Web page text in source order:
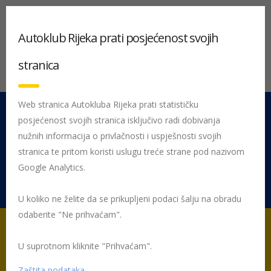
051 212 442 Centrala
Pon - Pet 08:00 - 16:00
Rujevica 9/1, 51000 Rijeka
Početna Posljednje objavljene novosti
Autoklub Rijeka prati posjećenost svojih
stranica
Web stranica Autokluba Rijeka prati statističku
posjećenost svojih stranica isključivo radi dobivanja
nužnih informacija o privlačnosti i uspješnosti svojih
stranica te pritom koristi uslugu treće strane pod nazivom
Google Analytics.
U koliko ne želite da se prikupljeni podaci šalju na obradu
odaberite "Ne prihvaćam".
U suprotnom kliknite "Prihvaćam".